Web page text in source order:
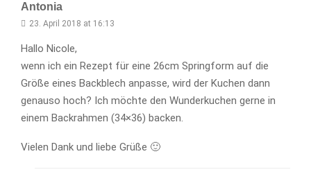
Antonia
23. April 2018 at 16:13
Hallo Nicole,
wenn ich ein Rezept für eine 26cm Springform auf die
Größe eines Backblech anpasse, wird der Kuchen dann
genauso hoch? Ich möchte den Wunderkuchen gerne in
einem Backrahmen (34×36) backen.
Vielen Dank und liebe Grüße 🙂